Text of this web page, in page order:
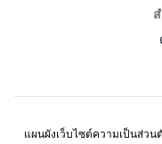
แผนผังเว็บไซต์ความเป็นส่วน